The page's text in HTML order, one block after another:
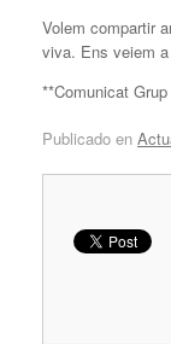
Volem compartir
viva. Ens veiem
**Comunicat
Publicado en